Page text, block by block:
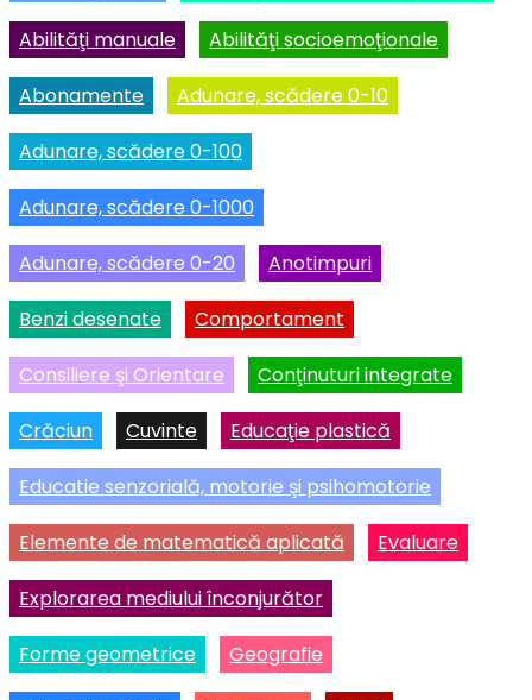
Abilităţi manuale Abilităţi socioemoţionale
Abonamente Adunare, scădere 0-10
Adunare, scădere 0-100
Adunare, scădere 0-1000
Adunare, scădere 0-20 Anotimpuri
Benzi desenate Comportament
Consiliere şi Orientare Conţinuturi integrate
Crăciun Cuvinte Educaţie plastică
Educatie senzorială, motorie şi psihomotorie
Elemente de matematică aplicată Evaluare
Explorarea mediului înconjurător
Forme geometrice Geografie